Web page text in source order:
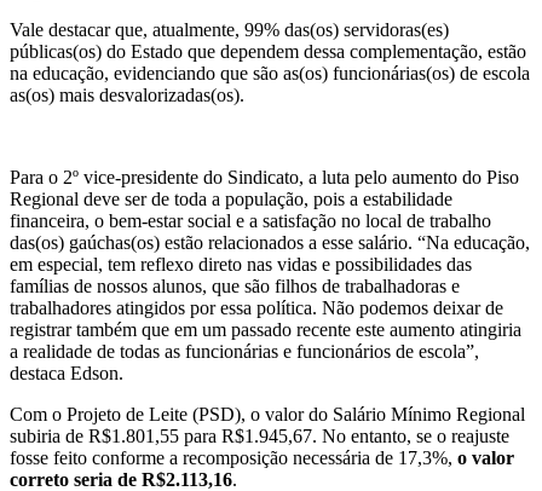
Vale destacar que, atualmente, 99% das(os) servidoras(es)
públicas(os) do Estado que dependem dessa complementação, estão
na educação, evidenciando que são as(os) funcionárias(os) de escola
as(os) mais desvalorizadas(os).
Para o 2º vice-presidente do Sindicato, a luta pelo aumento do Piso
Regional deve ser de toda a população, pois a estabilidade
financeira, o bem-estar social e a satisfação no local de trabalho
das(os) gaúchas(os) estão relacionados a esse salário. “Na educação,
em especial, tem reflexo direto nas vidas e possibilidades das
famílias de nossos alunos, que são filhos de trabalhadoras e
trabalhadores atingidos por essa política. Não podemos deixar de
registrar também que em um passado recente este aumento atingiria
a realidade de todas as funcionárias e funcionários de escola”,
destaca Edson.
Com o Projeto de Leite (PSD), o valor do Salário Mínimo Regional
subiria de R$1.801,55 para R$1.945,67. No entanto, se o reajuste
fosse feito conforme a recomposição necessária de 17,3%, o valor
correto seria de R$2.113,16.